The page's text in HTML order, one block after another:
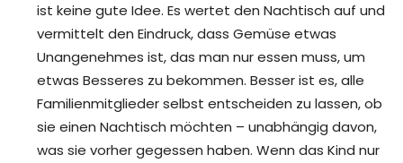
ist keine gute Idee. Es wertet den Nachtisch auf und
vermittelt den Eindruck, dass Gemüse etwas
Unangenehmes ist, das man nur essen muss, um
etwas Besseres zu bekommen. Besser ist es, alle
Familienmitglieder selbst entscheiden zu lassen, ob
sie einen Nachtisch möchten – unabhängig davon,
was sie vorher gegessen haben. Wenn das Kind nur